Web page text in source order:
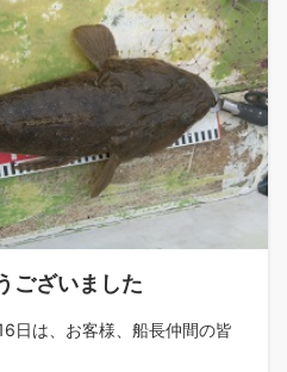
ございました
日は、お客様、船長仲間の皆